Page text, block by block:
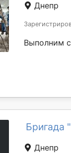
Днепр
Выполним
Бригада
Днепр